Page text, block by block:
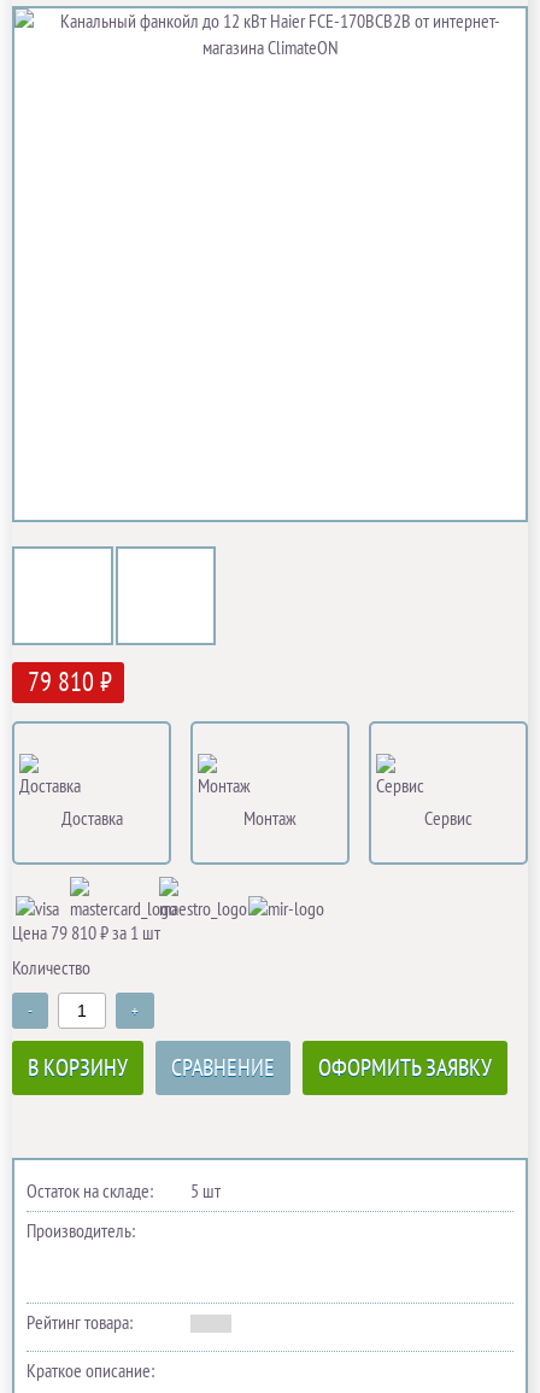
79 810 ₽
Доставка Монтаж Сервис
Цена 79 810 ₽ за 1 шт
Количество
- +
В КОРЗИНУ СРАВНЕНИЕ ОФОРМИТЬ ЗАЯВКУ
Остаток на складе:
5 шт
Производитель:
Рейтинг товара:
Краткое описание: